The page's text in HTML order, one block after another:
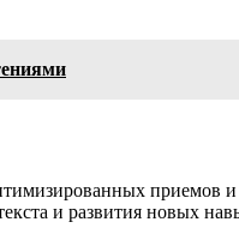
и развития новых